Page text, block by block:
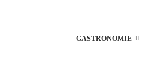
GASTRONOMIE